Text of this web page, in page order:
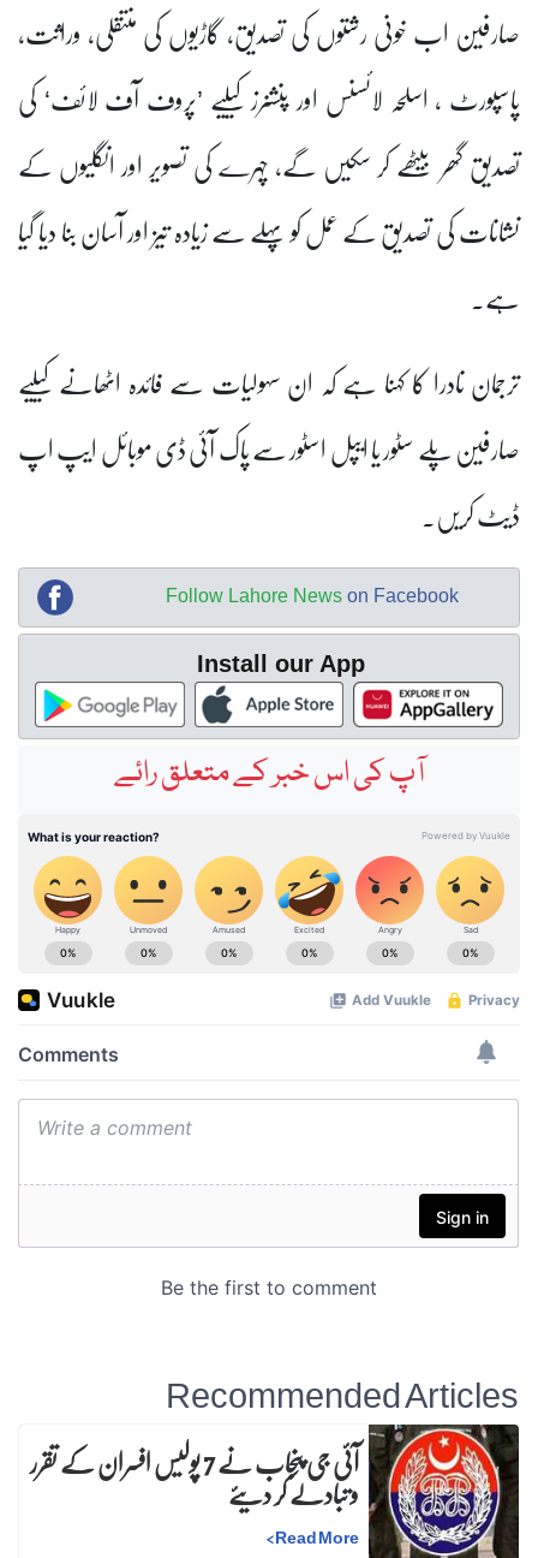
صارفین اب خونی رشتوں کی تصدیق، گاڑیوں کی منتقلی، وراثت،
پاسپورٹ ، اسلحہ لائسنس اور پنشنرز کیلیے ’پروف آف لائف‘ کی
تصدیق گھر بیٹھے کر سکیں گے، چہرے کی تصویر اور انگلیوں کے
نشانات کی تصدیق کے عمل کو پہلے سے زیادہ تیز اور آسان بنا دیا گیا
ہے۔
ترجمان نادرا کا کہنا ہے کہ ان سہولیات سے فائدہ اٹھانے کیلیے
صارفین پلے سٹور یا ایپل اسٹور سے پاک آئی ڈی موبائل ایپ اپ
ڈیٹ کریں۔
Follow Lahore News on Facebook
Install our App
آپ کی اس خبر کے متعلق رائے
Recommended Articles
آئی جی پنجاب نے 7 پولیس افسران کے تقرر و تبادلے کر دیئے
Read More
>